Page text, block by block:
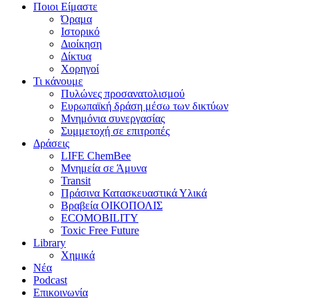
Ποιοι Είμαστε
Όραμα
Ιστορικό
Διοίκηση
Δίκτυα
Χορηγοί
Τι κάνουμε
Πυλώνες προσανατολισμού
Ευρωπαϊκή δράση μέσω των δικτύων
Μνημόνια συνεργασίας
Συμμετοχή σε επιτροπές
Δράσεις
LIFE ChemBee
Μνημεία σε Άμυνα
Transit
Πράσινα Κατασκευαστικά Υλικά
Βραβεία ΟΙΚΟΠΟΛΙΣ
ECOMOBILITY
Toxic Free Future
Library
Χημικά
Νέα
Podcast
Επικοινωνία